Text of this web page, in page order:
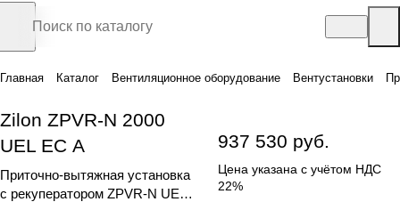
Главная Каталог Вентиляционное оборудование Вентустановки
Zilon ZPVR-N 2000
UEL ЕС A
Приточно-вытяжная установка
с рекуператором ZPVR-N UE
937 530 руб.
Цена указана с учётом НДС
22%